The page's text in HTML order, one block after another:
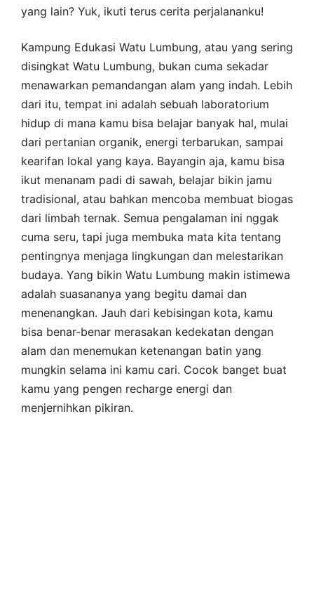
yang lain? Yuk, ikuti terus cerita perjalananku!
Kampung Edukasi Watu Lumbung, atau yang sering
disingkat Watu Lumbung, bukan cuma sekadar
menawarkan pemandangan alam yang indah. Lebih
dari itu, tempat ini adalah sebuah laboratorium
hidup di mana kamu bisa belajar banyak hal, mulai
dari pertanian organik, energi terbarukan, sampai
kearifan lokal yang kaya. Bayangin aja, kamu bisa
ikut menanam padi di sawah, belajar bikin jamu
tradisional, atau bahkan mencoba membuat biogas
dari limbah ternak. Semua pengalaman ini nggak
cuma seru, tapi juga membuka mata kita tentang
pentingnya menjaga lingkungan dan melestarikan
budaya. Yang bikin Watu Lumbung makin istimewa
adalah suasananya yang begitu damai dan
menenangkan. Jauh dari kebisingan kota, kamu
bisa benar-benar merasakan kedekatan dengan
alam dan menemukan ketenangan batin yang
mungkin selama ini kamu cari. Cocok banget buat
kamu yang pengen recharge energi dan
menjernihkan pikiran.